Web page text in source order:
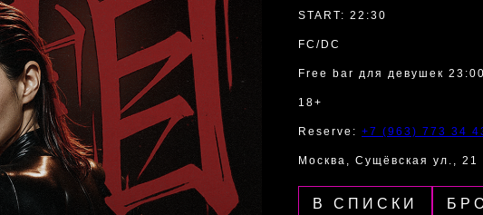
START: 22:30
FC/DC
Free bar для девушек
18+
Reserve: +7 (963) 773 34
Москва, Сущёвская ул., 21
В СПИСКИ